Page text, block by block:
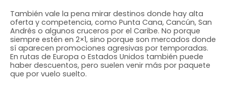
También vale la pena mirar destinos donde hay alta
oferta y competencia, como Punta Cana, Cancún, San
Andrés o algunos cruceros por el Caribe. No porque
siempre estén en 2×1, sino porque son mercados donde
sí aparecen promociones agresivas por temporadas.
En rutas de Europa o Estados Unidos también puede
haber descuentos, pero suelen venir más por paquete
que por vuelo suelto.